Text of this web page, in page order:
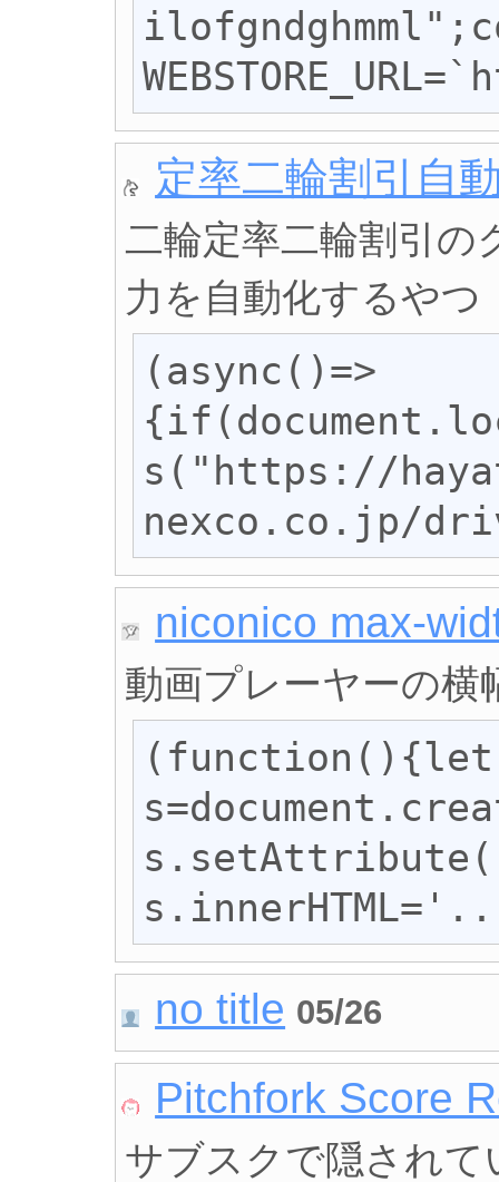
定率二輪割引自
二輪定率二輪割引の
力を自動化するやつ
(async()=>
s("https://
nexco.co.jp/
niconico max-
動画プレーヤーの横
(function(){let
no title 05/26
Pitchfork Score
サブスクで隠され